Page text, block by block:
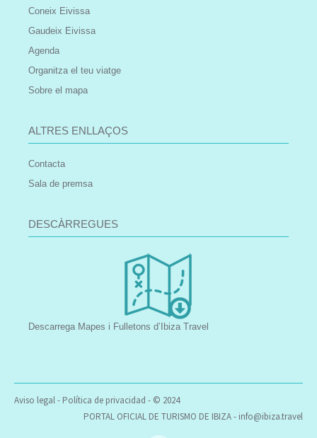
Coneix Eivissa
Gaudeix Eivissa
Agenda
Organitza el teu viatge
Sobre el mapa
ALTRES ENLLAÇOS
Contacta
Sala de premsa
DESCÀRREGUES
Descarrega Mapes i Fulletons d’Ibiza Travel
Aviso legal- Política de privacidad - © 2024
PORTAL OFICIAL DE TURISMO DE IBIZA - info@ibiza.travel